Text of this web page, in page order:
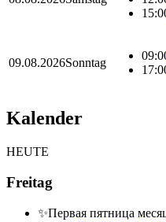
09.08.2026Sonntag
Kalender
HEUTE
Freitag
✨Первая пятница